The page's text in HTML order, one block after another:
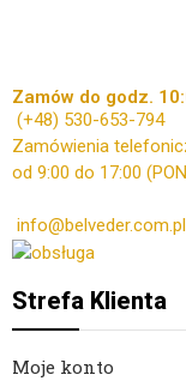
Zamów do godz.
(+48) 530-653-794
Zamówienia
od 9:00 do 17:00
info@belveder.com.pl
Strefa Klienta
Moje konto